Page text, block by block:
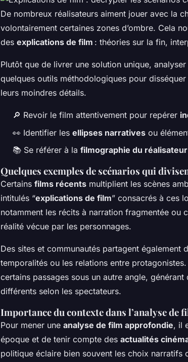
De nombreux réalisateurs aiment jouer avec la
volontairement certaines zones d’ombre. Cela
des explications de film : théories sur la fin,
Plutôt que de livrer une solution unique,
quelques outils méthodologiques pour disséquer
leurs moindres détails.
🔎 Revoir le film attentivement pour repérer
👀 Identifier les ellipses narratives ou
📚 Se référer à la filmographie du réalisateur
Quelques exemples de scénarios qui
Certains films récents multiplient les scènes
intitulés “explications de film” consacrés à ces
notamment les récits à narration fragmentée ou
réalité vécue par les personnages.
Des sites et communautés partagent également
temporalités ou les relations entre
certains passages sous un autre angle, générant
différents selon les spectateurs.
Importance du contexte dans l’analyse de
Pour mener une analyse de film approfondie, il
époque et de tenir compte des actualités
politique éclaire bien souvent les choix narratifs